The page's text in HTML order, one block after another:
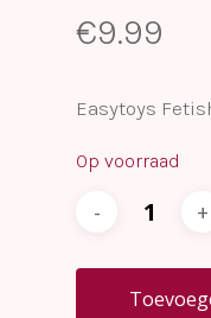
€9.99
Easytoys
Op voorraad